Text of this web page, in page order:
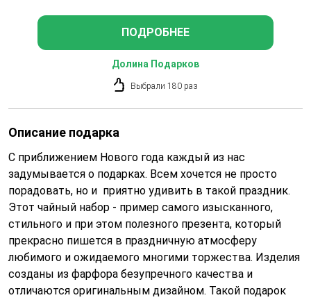
ПОДРОБНЕЕ
Долина Подарков
Выбрали 180 раз
Описание подарка
С приближением Нового года каждый из нас
задумывается о подарках. Всем хочется не просто
порадовать, но и приятно удивить в такой праздник.
Этот чайный набор - пример самого изысканного,
стильного и при этом полезного презента, который
прекрасно пишется в праздничную атмосферу
любимого и ожидаемого многими торжества. Изделия
созданы из фарфора безупречного качества и
отличаются оригинальным дизайном. Такой подарок